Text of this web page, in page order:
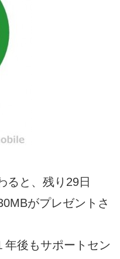
ると、残り29日
がプレゼントさ
年後もサポートセン